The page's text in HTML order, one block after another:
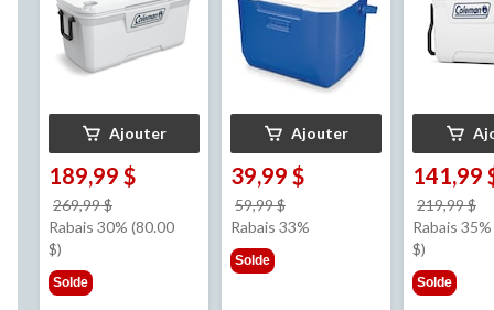
Ajouter
189,99 $
269,99 $
était
Rabais 30% (80.00
$)
Solde
Ajouter
39,99 $
59,99 $
était
Rabais 33%
Solde
141,99
219,99 $
Rabais
$)
Solde